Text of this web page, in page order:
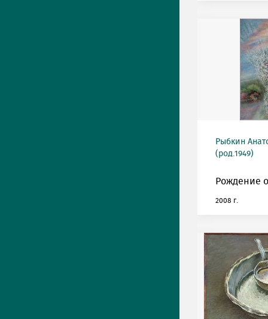
Рыбкин
(род.1949)
Рождение
2008 г.